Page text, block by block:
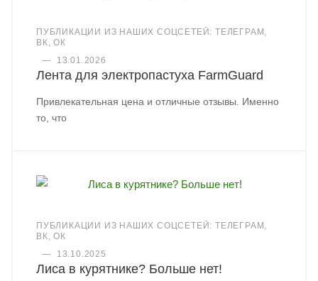
ПУБЛИКАЦИИ ИЗ НАШИХ СОЦСЕТЕЙ: ТЕЛЕГРАМ,
ВК, ОК
—
13.01.2026
Лента для электропастуха FarmGuard
Привлекательная цена и отличные отзывы. Именно
то, что
ПУБЛИКАЦИИ ИЗ НАШИХ СОЦСЕТЕЙ: ТЕЛЕГРАМ,
ВК, ОК
—
13.10.2025
Лиса в курятнике? Больше нет!